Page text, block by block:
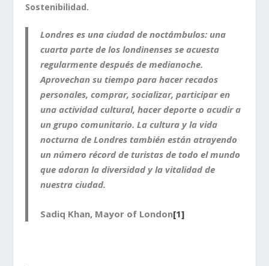
Sostenibilidad.
Londres es una ciudad de noctámbulos: una
cuarta parte de los londinenses se acuesta
regularmente después de medianoche.
Aprovechan su tiempo para hacer recados
personales, comprar, socializar, participar en
una actividad cultural, hacer deporte o acudir a
un grupo comunitario. La cultura y la vida
nocturna de Londres también están atrayendo
un número récord de turistas de todo el mundo
que adoran la diversidad y la vitalidad de
nuestra ciudad.
Sadiq Khan, Mayor of London[1]